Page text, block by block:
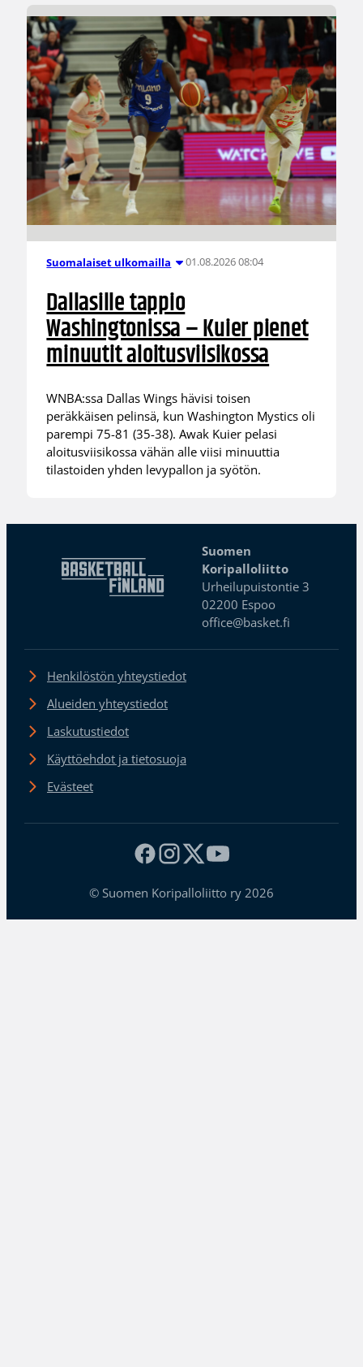
Suomalaiset ulkomailla 01.08.2026 08:04
Dallasille tappio
Washingtonissa – Kuier pienet
minuutit aloitusviisikossa
WNBA:ssa Dallas Wings hävisi toisen
peräkkäisen pelinsä, kun Washington Mystics oli
parempi 75-81 (35-38). Awak Kuier pelasi
aloitusviisikossa vähän alle viisi minuuttia
tilastoiden yhden levypallon ja syötön.
Suomen
Koripalloliitto
Urheilupuistontie 3
02200 Espoo
office@basket.fi
Henkilöstön yhteystiedot
Alueiden yhteystiedot
Laskutustiedot
Käyttöehdot ja tietosuoja
Evästeet
© Suomen Koripalloliitto ry 2026